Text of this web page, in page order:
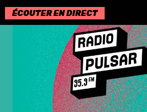
Passer
au
contenu